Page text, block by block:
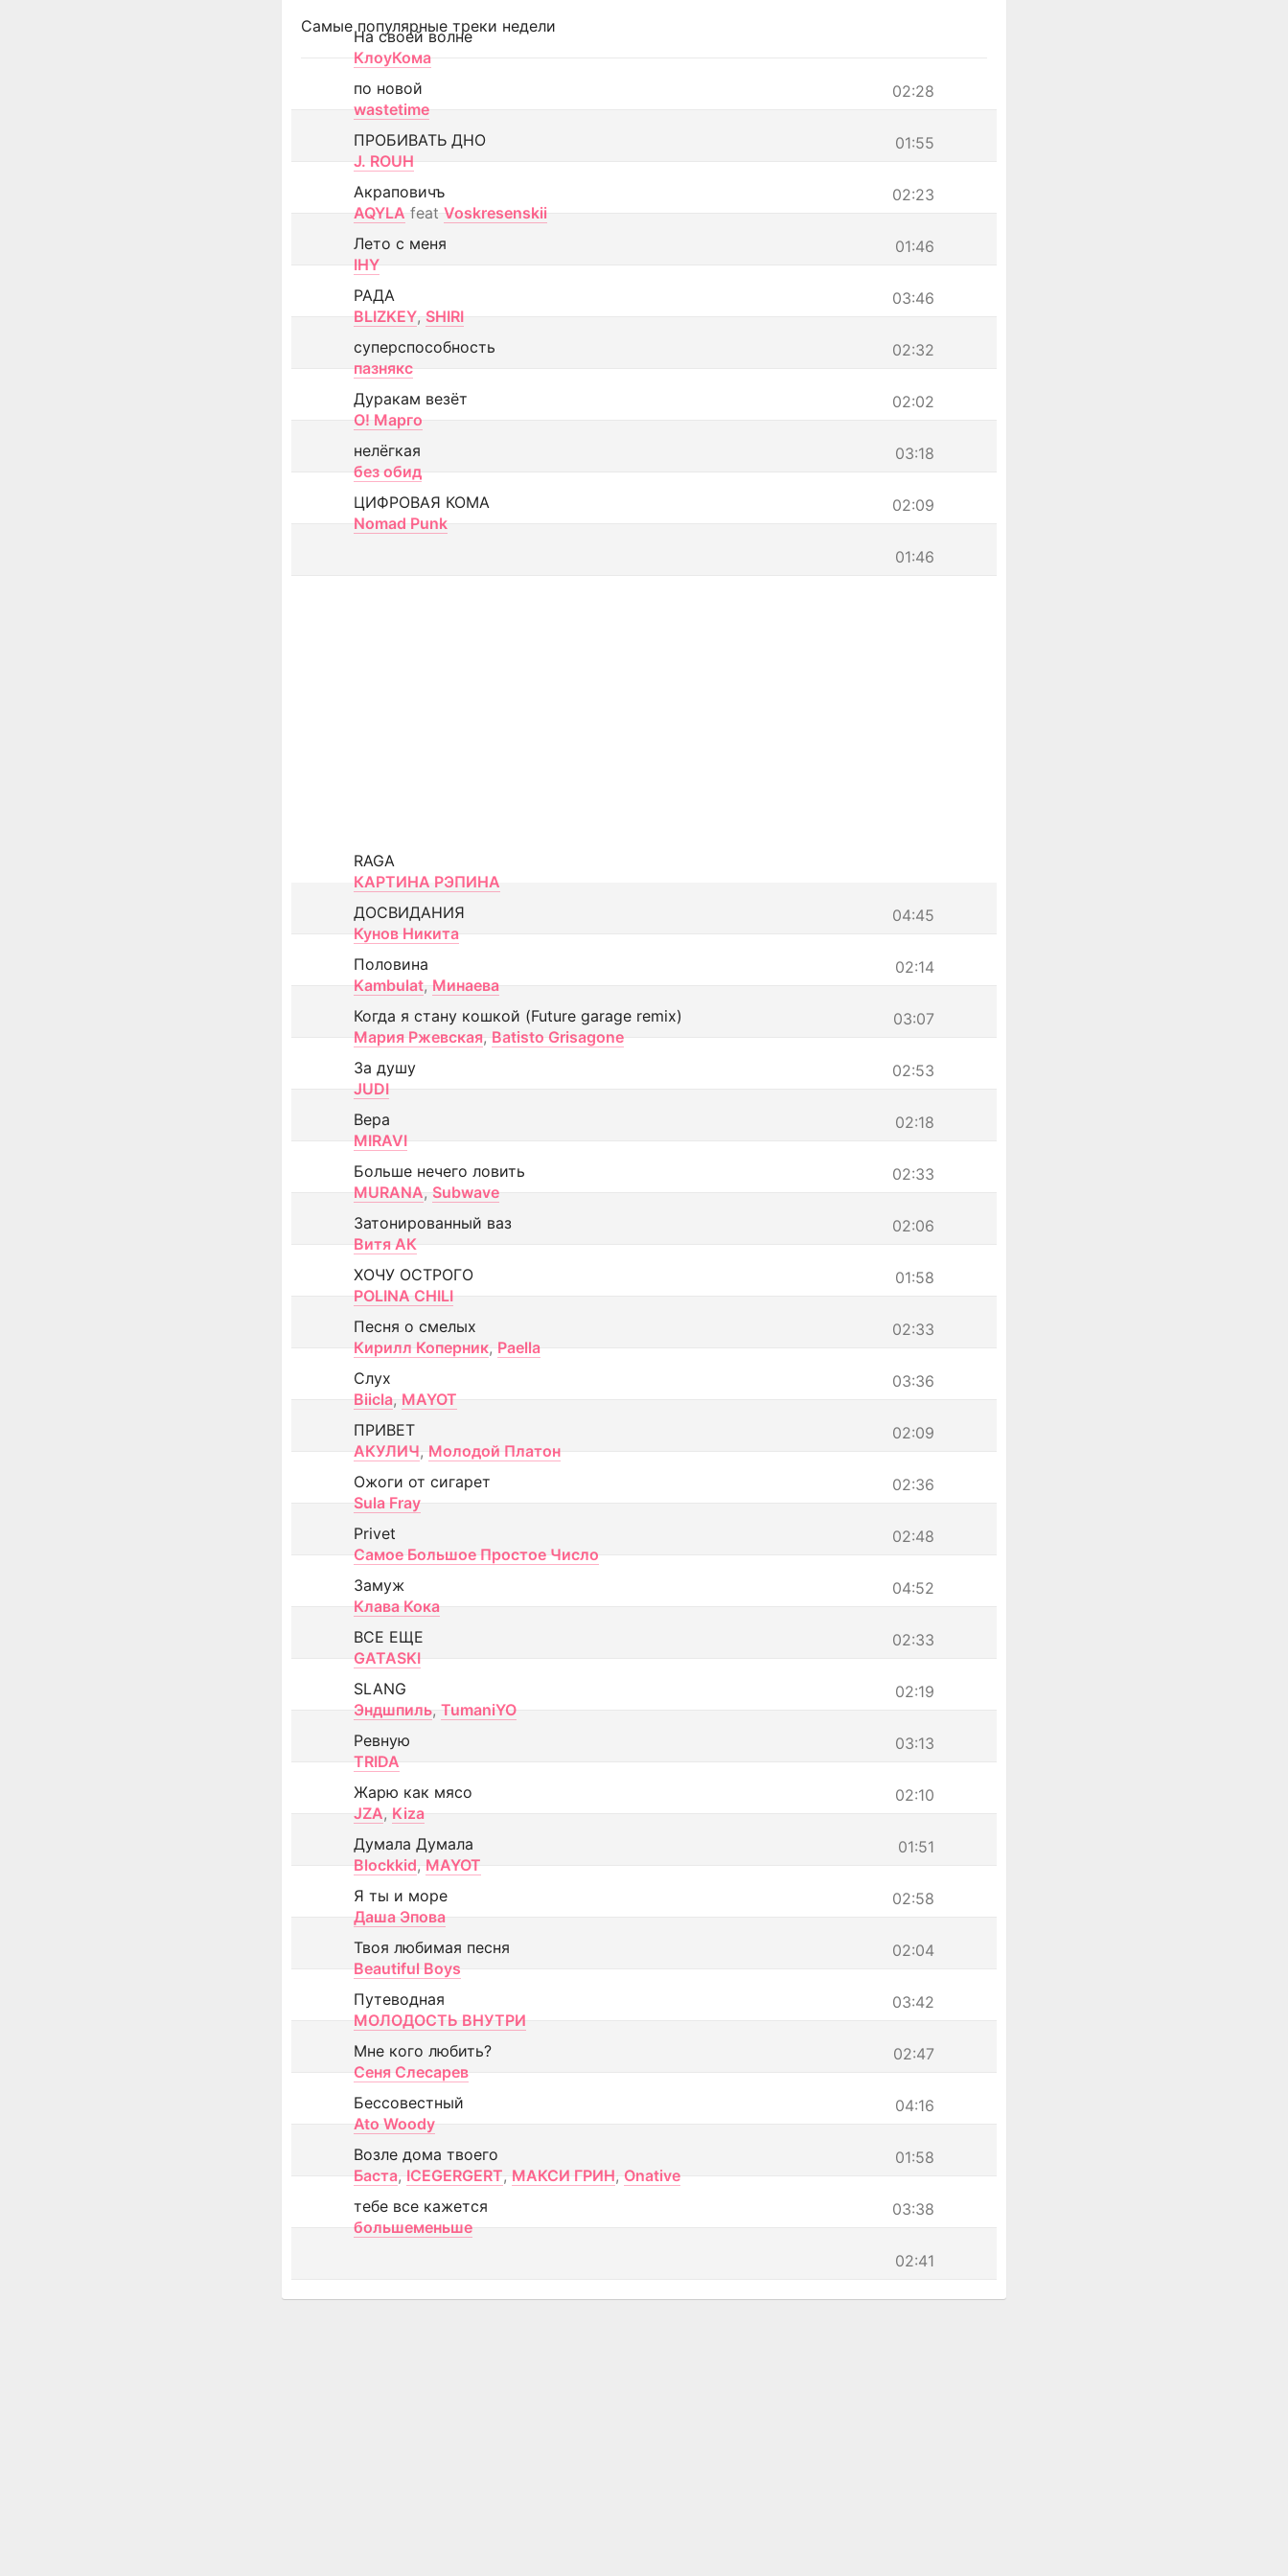
Самые популярные треки недели
На своей волне
КлоуКома
02:28
по новой
wastetime
01:55
ПРОБИВАТЬ ДНО
J. ROUH
02:23
Акраповичъ
AQYLA feat Voskresenskii
01:46
Лето с меня
IHY
03:46
РАДА
BLIZKEY, SHIRI
02:32
суперспособность
пазнякс
02:02
Дуракам везёт
О! Марго
03:18
нелёгкая
без обид
02:09
ЦИФРОВАЯ КОМА
Nomad Punk
01:46
RAGA
КАРТИНА РЭПИНА
04:45
ДОСВИДАНИЯ
Кунов Никита
02:14
Половина
Kambulat, Минаева
03:07
Когда я стану кошкой (Future garage remix)
Мария Ржевская, Batisto Grisagone
02:53
За душу
JUDI
02:18
Вера
MIRAVI
02:33
Больше нечего ловить
MURANA, Subwave
02:06
Затонированный ваз
Витя АК
01:58
ХОЧУ ОСТРОГО
POLINA CHILI
02:33
Песня о смелых
Кирилл Коперник, Paella
03:36
Слух
Biicla, MAYOT
02:09
ПРИВЕТ
АКУЛИЧ, Молодой Платон
02:36
Ожоги от сигарет
Sula Fray
02:48
Privet
Самое Большое Простое Число
04:52
Замуж
Клава Кока
02:33
ВСЕ ЕЩЕ
GATASKI
02:19
SLANG
Эндшпиль, TumaniYO
03:13
Ревную
TRIDA
02:10
Жарю как мясо
JZA, Kiza
01:51
Думала Думала
Blockkid, MAYOT
02:58
Я ты и море
Даша Эпова
02:04
Твоя любимая песня
Beautiful Boys
03:42
Путеводная
МОЛОДОСТЬ ВНУТРИ
02:47
Мне кого любить?
Сеня Слесарев
04:16
Бессовестный
Ato Woody
01:58
Возле дома твоего
Баста, ICEGERGERT, МАКСИ ГРИН, Onative
03:38
тебе все кажется
большеменьше
02:41